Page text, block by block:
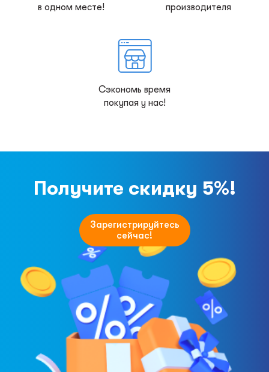
в одном месте!
производителя
Сэкономь время
покупая у нас!
Получите скидку 5%!
Зарегистрируйтесь
сейчас!